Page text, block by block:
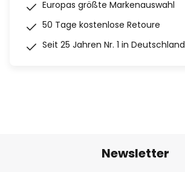
Europas größte Markenauswahl
50 Tage kostenlose Retoure
Seit 25 Jahren Nr. 1 in Deutschland
Newsletter